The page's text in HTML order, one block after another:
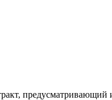
предусматривающий